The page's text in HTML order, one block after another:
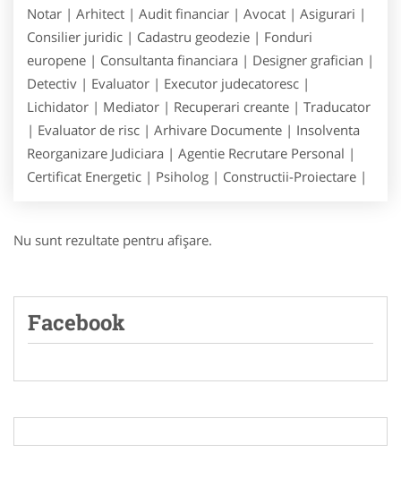
Notar | Arhitect | Audit financiar | Avocat | Asigurari |
Consilier juridic | Cadastru geodezie | Fonduri
europene | Consultanta financiara | Designer grafician |
Detectiv | Evaluator | Executor judecatoresc |
Lichidator | Mediator | Recuperari creante | Traducator
| Evaluator de risc | Arhivare Documente | Insolventa
Reorganizare Judiciara | Agentie Recrutare Personal |
Certificat Energetic | Psiholog | Constructii-Proiectare |
Nu sunt rezultate pentru afişare.
Facebook